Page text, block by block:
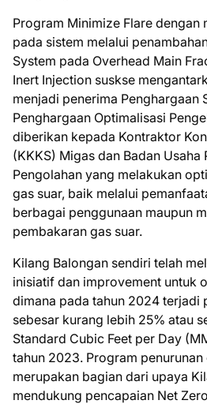
Program Minimize Flare dengan
pada sistem melalui
System pada Overhead Main
Inert Injection suskse
menjadi penerima Penghargaan
Penghargaan Optimalisasi
diberikan kepada Kontraktor
(KKKS) Migas dan Badan Usaha
Pengolahan yang melakukan
gas suar, baik melalui
berbagai penggunaan maupun
pembakaran gas suar.
Kilang Balongan sendiri telah
inisiatif dan improvement untuk
dimana pada tahun 2024 terjadi
sebesar kurang lebih 25% atau
Standard Cubic Feet per Day
tahun 2023. Program penurunan
merupakan bagian dari upaya
mendukung pencapaian Net